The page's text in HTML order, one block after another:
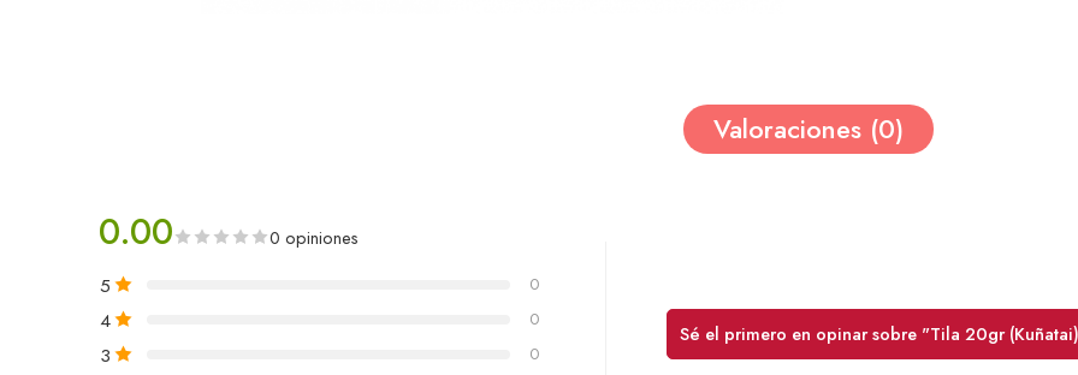
Valoraciones (0)
0.00 0 opiniones
5 0
4 0
3 0
Sé el primero en opinar sobre "Tila 20gr